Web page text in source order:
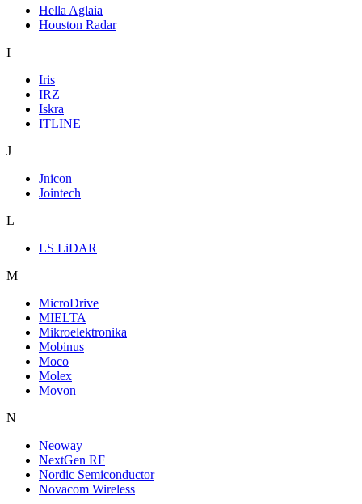
Hella Aglaia
Houston Radar
I
Iris
IRZ
Iskra
ITLINE
J
Jnicon
Jointech
L
LS LiDAR
M
MicroDrive
MIELTA
Mikroelektronika
Mobinus
Moco
Molex
Movon
N
Neoway
NextGen RF
Nordic Semiconductor
Novacom Wireless